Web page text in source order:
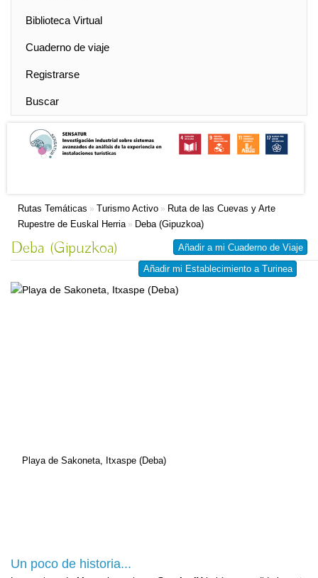
Biblioteca Virtual
Cuaderno de viaje
Registrarse
Buscar
Rutas Temáticas » Turismo Activo » Ruta de las Cuevas y Arte
Rupestre de Euskal Herria» Deba (Gipuzkoa)
Añadir a mi Cuaderno de Viaje
Añadir mi Establecimiento a Turinea
Deba (Gipuzkoa)
Playa de Sakoneta, Itxaspe (Deba)
Un poco de historia...